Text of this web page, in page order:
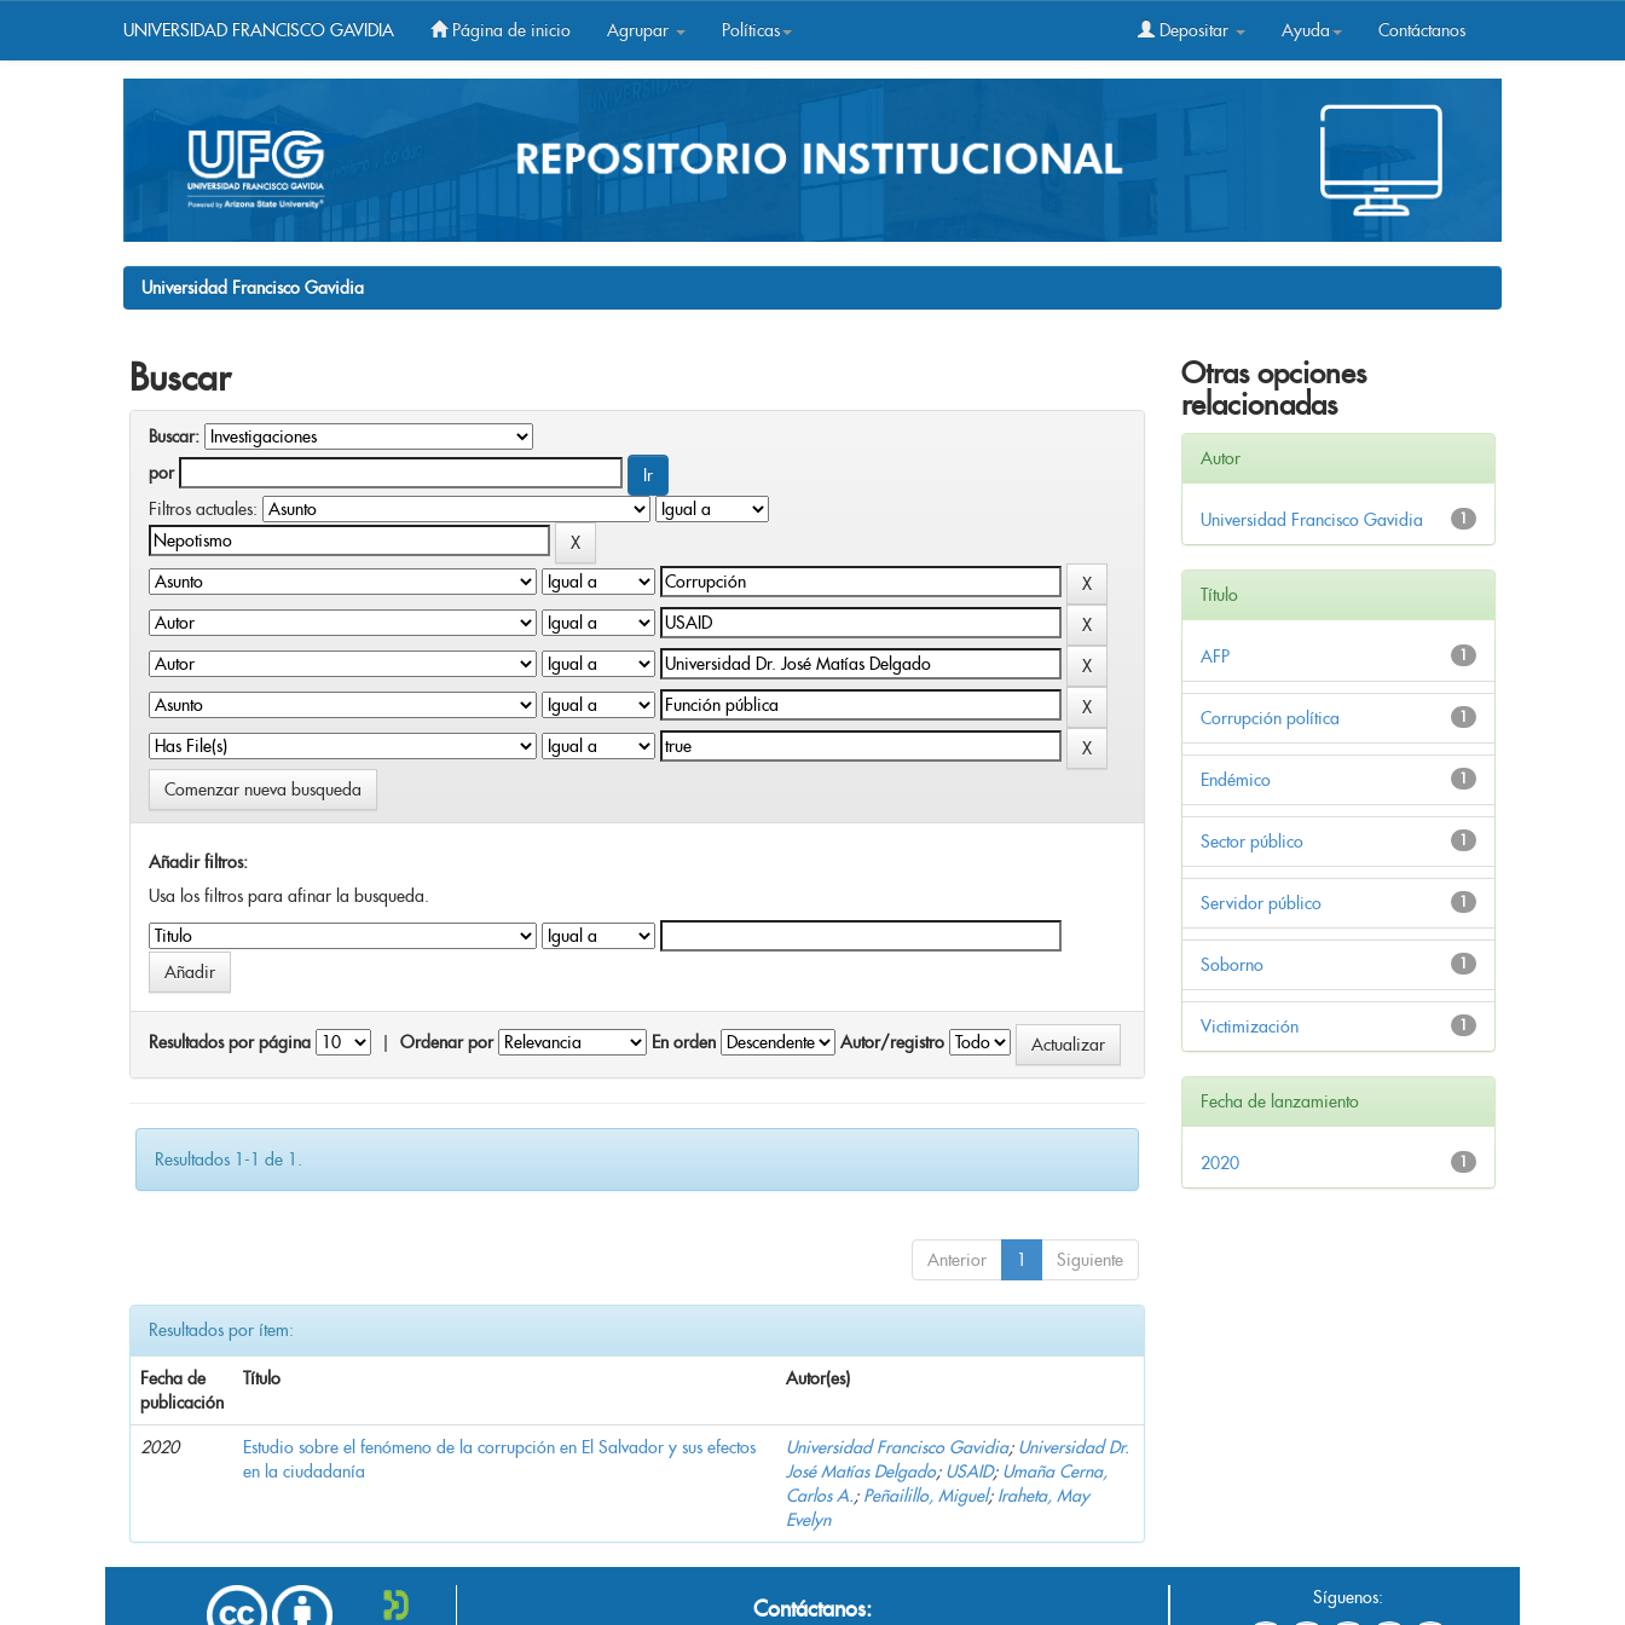
UNIVERSIDAD FRANCISCO GAVIDIA Página de inicio Agrupar Políticas Depositar Ayuda Contáctanos
Universidad Francisco Gavidia
Buscar
Buscar:
por
Filtros actuales:
Comenzar nueva busqueda
Añadir filtros:
Usa los filtros para afinar la busqueda.
Resultados por página Ordenar por En orden Autor/registro
Resultados 1-1 de 1.
Anterior 1 Siguiente
Resultados por ítem:
Fecha de
publicación
Título Autor(es)
2020
Estudio sobre el fenómeno de la corrupción en El Salvador y sus efectos
en la ciudadanía
Universidad Francisco Gavidia; Universidad Dr.
José Matías Delgado; USAID; Umaña Cerna,
Carlos A.; Peñailillo, Miguel; Iraheta, May
Evelyn
Otras opciones
relacionadas
Autor
1
Universidad Francisco Gavidia
Título
1
AFP
1
Corrupción política
1
Endémico
1
Sector público
1
Servidor público
1
Soborno
1
Victimización
Fecha de lanzamiento
1
2020
Contáctanos: Síguenos: